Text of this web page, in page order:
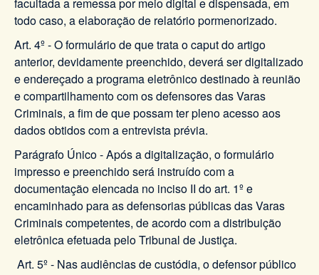
todo caso, a elaboração de relatório pormenorizado.
Art. 4º - O formulário de que trata o caput do artigo
anterior, devidamente preenchido, deverá ser digitalizado
e endereçado a programa eletrônico destinado à reunião
e compartilhamento com os defensores das Varas
Criminais, a fim de que possam ter pleno acesso aos
dados obtidos com a entrevista prévia.
Parágrafo Único - Após a digitalização, o formulário
impresso e preenchido será instruído com a
documentação elencada no inciso II do art. 1º e
encaminhado para as defensorias públicas das Varas
Criminais competentes, de acordo com a distribuição
eletrônica efetuada pelo Tribunal de Justiça.
Art. 5º - Nas audiências de custódia, o defensor público